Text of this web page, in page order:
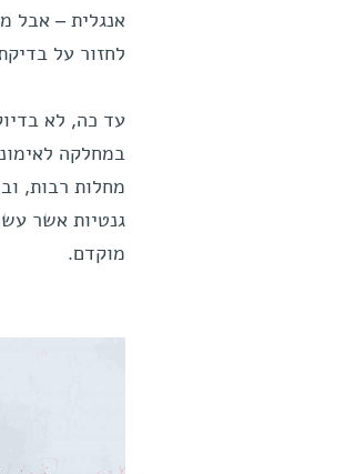
אנגלית – אבל
לחזור על
עד כה, לא
במחלקה
מחלות רבות,
גנטיות אשר
מוקדם.